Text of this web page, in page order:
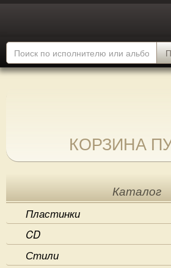
КОРЗИНА
Каталог
Пластинки
CD
Стили